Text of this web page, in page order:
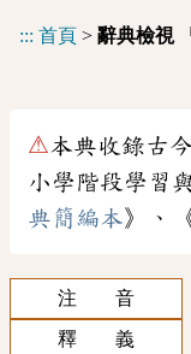
::: 首頁 > 辭典檢視「
⚠本典收錄古
小學階段學習
典簡編本》、
注 音
釋 義